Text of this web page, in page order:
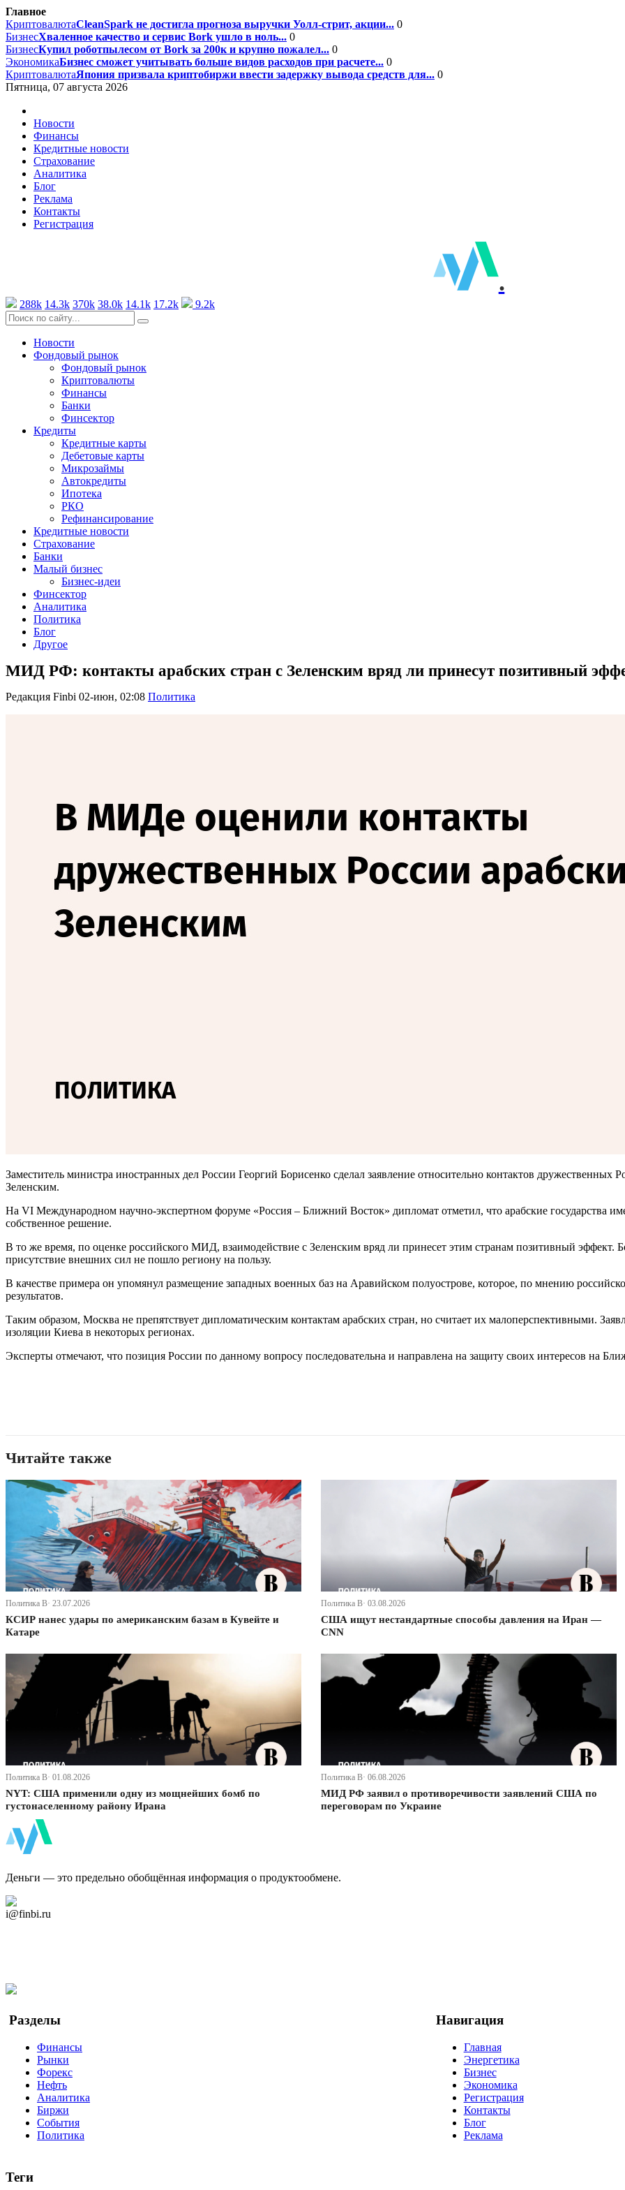
Главное
КриптовалютаCleanSpark не достигла прогноза выручки Уолл-стрит, акции... 0
БизнесХваленное качество и сервис Bork ушло в ноль... 0
БизнесКупил роботпылесом от Bork за 200к и крупно пожалел... 0
ЭкономикаБизнес сможет учитывать больше видов расходов при расчете... 0
КриптовалютаЯпония призвала криптобиржи ввести задержку вывода средств для... 0
Пятница, 07 августа 2026
Новости
Финансы
Кредитные новости
Страхование
Аналитика
Блог
Реклама
Контакты
Регистрация
.
288k 14.3k 370k 38.0k 14.1k 17.2k 9.2k
Новости
Фондовый рынок
Фондовый рынок
Криптовалюты
Финансы
Банки
Финсектор
Кредиты
Кредитные карты
Дебетовые карты
Микрозаймы
Автокредиты
Ипотека
РКО
Рефинансирование
Кредитные новости
Страхование
Банки
Малый бизнес
Бизнес-идеи
Финсектор
Аналитика
Политика
Блог
Другое
МИД РФ: контакты арабских стран с Зеленским вряд ли принесут позитивный
Редакция Finbi 02-июн, 02:08 Политика
Заместитель министра иностранных дел России Георгий Борисенко сделал заявление относительно контактов
Зеленским.
На VI Международном научно-экспертном форуме «Россия – Ближний Восток» дипломат отметил, что арабские государства
собственное решение.
В то же время, по оценке российского МИД, взаимодействие с Зеленским вряд ли принесет этим странам позитивный эффект.
присутствие внешних сил не пошло региону на пользу.
В качестве примера он упомянул размещение западных военных баз на Аравийском полуострове, которое, по мнению
результатов.
Таким образом, Москва не препятствует дипломатическим контактам арабских стран, но считает их малоперспективными.
изоляции Киева в некоторых регионах.
Эксперты отмечают, что позиция России по данному вопросу последовательна и направлена на защиту своих интересов на
Читайте также
Политика В· 23.07.2026
КСИР нанес удары по американским базам в Кувейте и
Катаре
Политика В· 03.08.2026
США ищут нестандартные способы давления на Иран —
CNN
Политика В· 01.08.2026
NYT: США применили одну из мощнейших бомб по
густонаселенному району Ирана
Политика В· 06.08.2026
МИД РФ заявил о противоречивости заявлений США по
переговорам по Украине
Деньги — это предельно обобщённая информация о продуктообмене.
i@finbi.ru
Разделы
Финансы
Рынки
Форекс
Нефть
Аналитика
Биржи
События
Политика
Навигация
Главная
Энергетика
Бизнес
Экономика
Регистрация
Контакты
Блог
Реклама
Теги